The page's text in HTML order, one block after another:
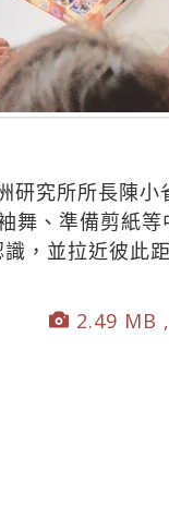
研究所所長陳
舞、準備剪紙
，並拉近彼此
2.49 MB